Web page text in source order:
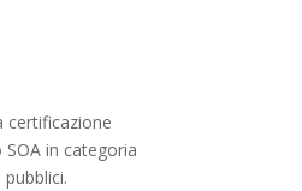
certificazione
SOA in categoria